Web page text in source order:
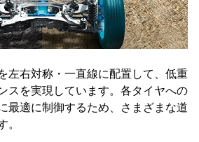
左右対称・一直線に配置して、低重
スを実現しています。各タイヤへの
最適に制御するため、さまざまな道
。